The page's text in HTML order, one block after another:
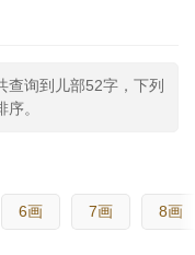
查询到儿部52字，下列
。
6画 7画 8画